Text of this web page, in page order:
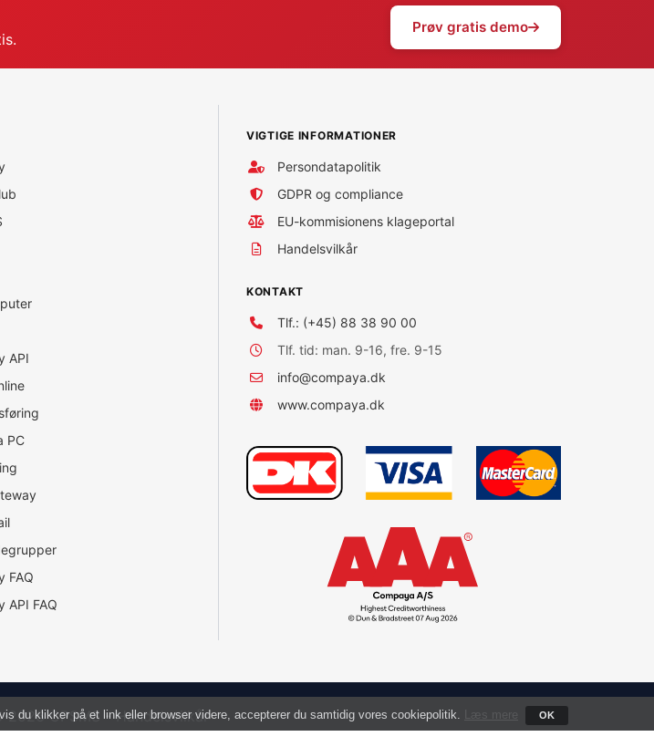
du klikker på et link eller browser videre, accepterer du samtidig vores cookiepolitik. Læs mere OK
Prøv gratis demo
API
PC
FAQ
API FAQ
VIGTIGE INFORMATIONER
Persondatapolitik
GDPR og compliance
EU-kommisionens klageportal
Handelsvilkår
KONTAKT
Tlf.: (+45) 88 38 90 00
Tlf. tid: man. 9-16, fre. 9-15
info@compaya.dk
www.compaya.dk
CPSMS -Handelsvilkår